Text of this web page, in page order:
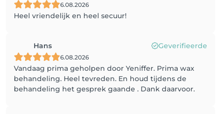
6.08.2026
Heel vriendelijk en heel secuur!
Hans Geverifieerde
6.08.2026
Vandaag prima geholpen door Yeniffer. Prima wax
behandeling. Heel tevreden. En houd tijdens de
behandeling het gesprek gaande . Dank daarvoor.